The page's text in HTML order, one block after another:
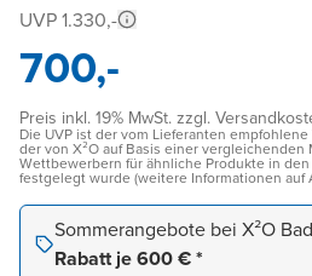
UVP 1.330,-
700,-
Preis inkl. 19% MwSt. zzgl.
Die UVP ist der vom Lieferanten
der von X²O auf Basis einer
Wettbewerbern für ähnliche Produkte in
festgelegt wurde (weitere Informationen auf
Sommerangebote bei X²O
Rabatt je 600 € *